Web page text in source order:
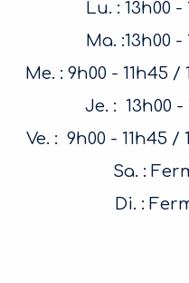
Lu. : 13h00 -
Ma. :13h00 -
Me. : 9h00 - 11h45 /
Je. : 13h00 -
Ve. : 9h00 - 11h45 /
Sa. :
Di. :